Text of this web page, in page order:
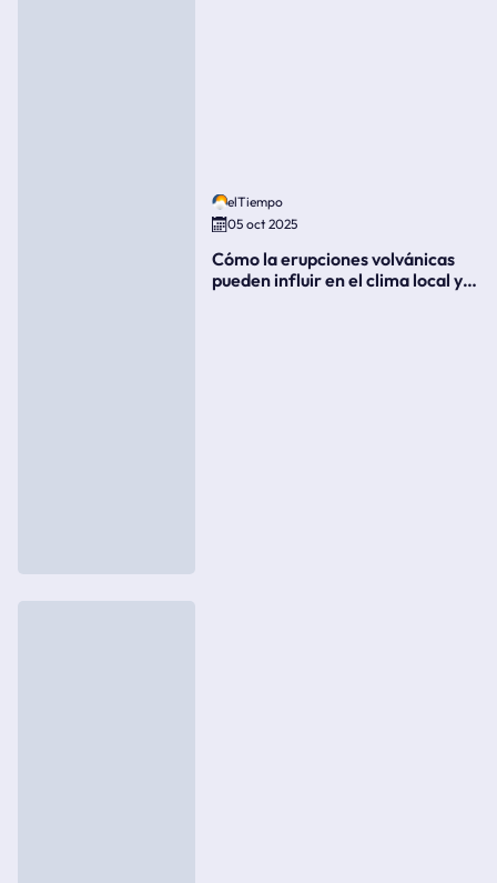
elTiempo
05 oct 2025
Cómo la erupciones volvánicas
pueden influir en el clima local y